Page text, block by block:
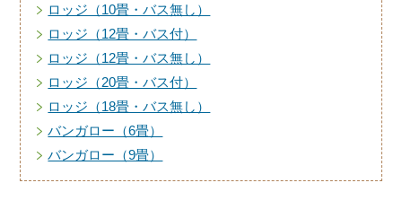
ロッジ（10畳・バス無し）
ロッジ（12畳・バス付）
ロッジ（12畳・バス無し）
ロッジ（20畳・バス付）
ロッジ（18畳・バス無し）
バンガロー（6畳）
バンガロー（9畳）